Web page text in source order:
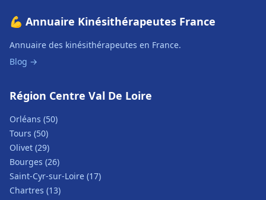
💪 Annuaire Kinésithérapeutes France
Annuaire des kinésithérapeutes en France.
Blog →
Région Centre Val De Loire
Orléans (50)
Tours (50)
Olivet (29)
Bourges (26)
Saint-Cyr-sur-Loire (17)
Chartres (13)